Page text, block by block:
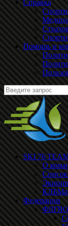
Справка
Помощь и
SKI 76
О
Федерации
ФЛГЯО